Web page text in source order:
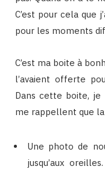
C’est pour cela que
pour les moments
C’est ma boite à
l’avaient offerte
Dans cette boite, je
me rappellent que la
Une photo de
jusqu’aux